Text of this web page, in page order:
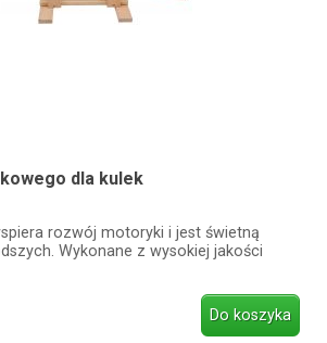
dla kulek
rozwój motoryki i jest świetną
Wykonane z wysokiej jakości
Do koszyka